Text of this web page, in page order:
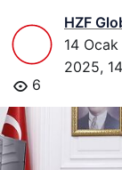
HZF
14
2025,
6